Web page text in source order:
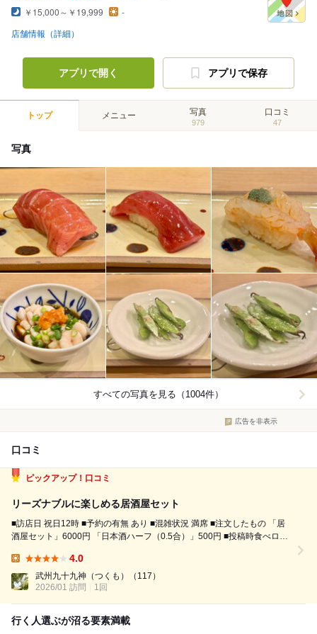
￥15,000～￥19,999 -
店舗情報（詳細）
アプリで開く アプリで保存
トップ メニュー 写真
979
口コミ
47
写真
すべての写真を見る（1004件）
広告を非表示
口コミ
ピックアップ！口コミ
リーズナブルに楽しめる居酒屋セット
■訪店日 祝日12時 ■予約の有無 あり ■混雑状況 満席 ■注文したもの 「居
酒屋セット」6000円 「日本酒ハーフ（0.5合）」500円 ■投稿時食べログ
4.0
武州九十九神（つくも）
（117）
2026/01 訪問
1回
行く人選ぶが沼る要素満載